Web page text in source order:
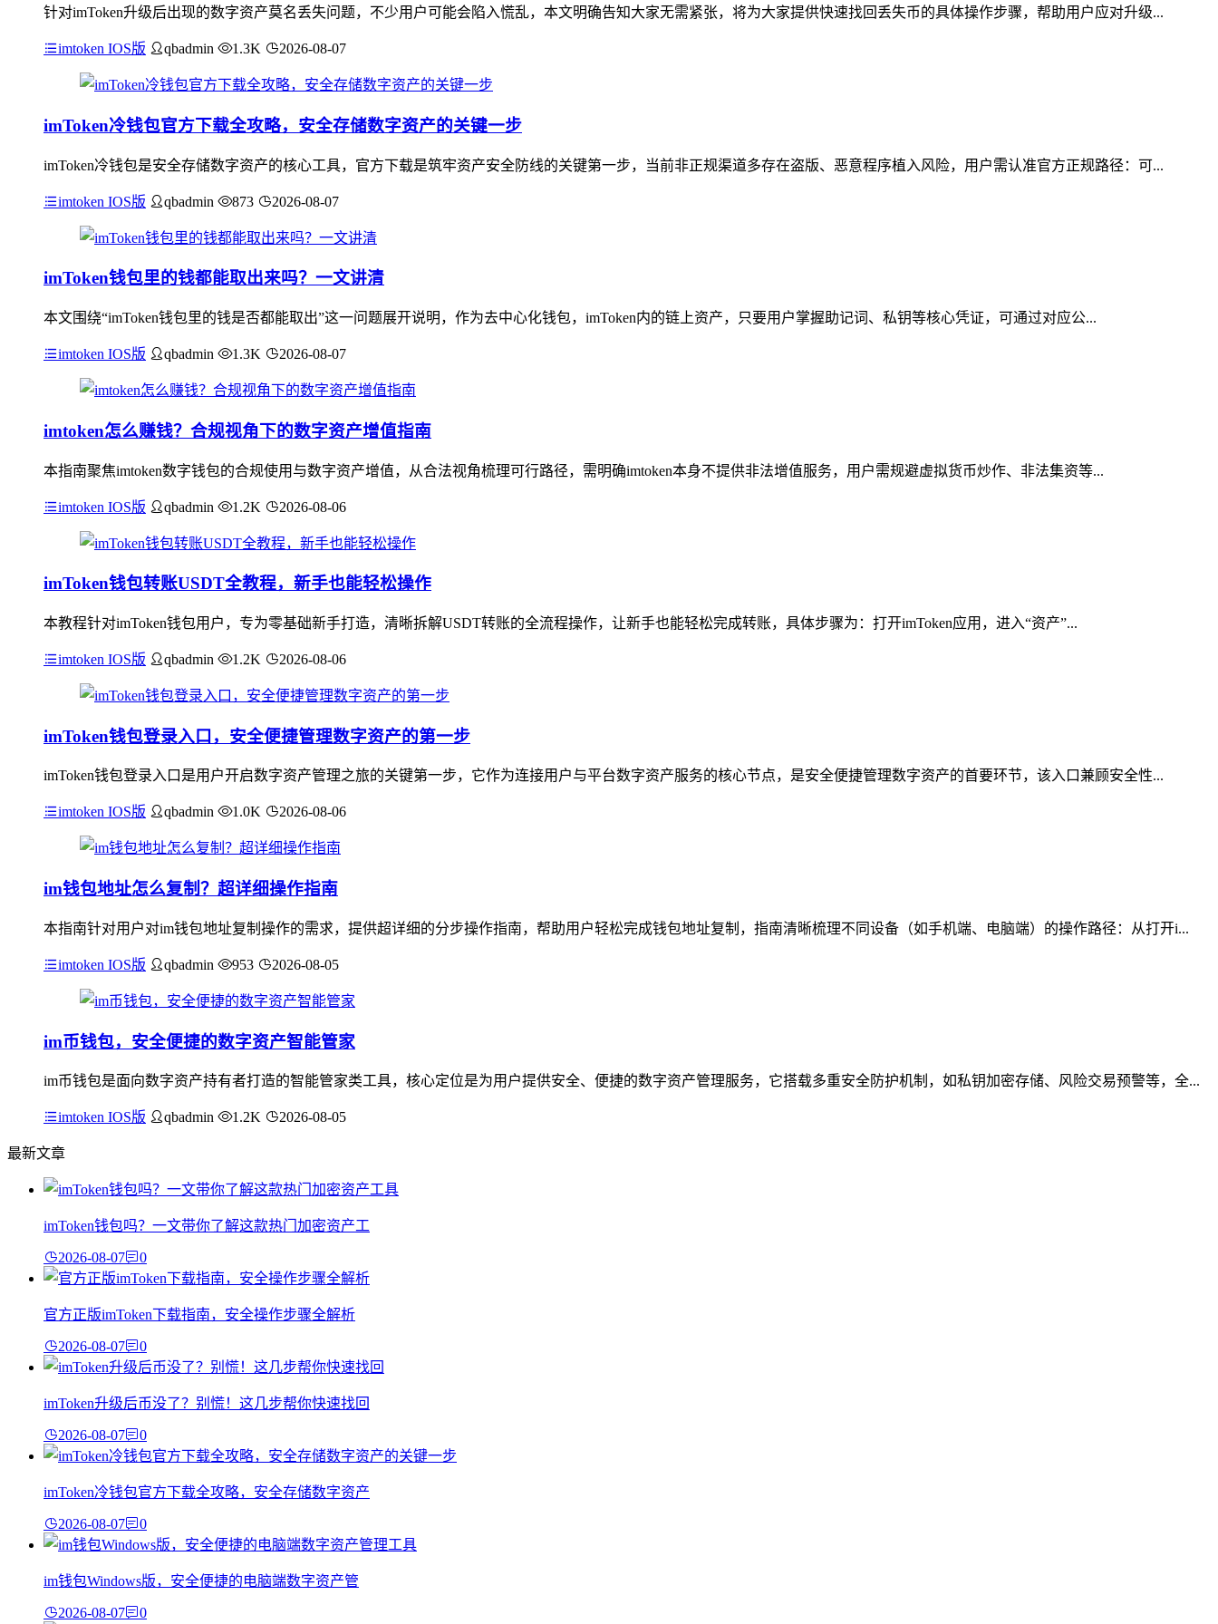
针对imToken升级后出现的数字资产莫名丢失问题，不少用户可能会陷入慌乱，本文明确告知大家无需紧张，将为大家提供快速找回丢失币的具体操作步骤，帮助用户应对升级...
imtoken IOS版 qbadmin 1.3K 2026-08-07
imToken冷钱包官方下载全攻略，安全存储数字资产的关键一步
imToken冷钱包是安全存储数字资产的核心工具，官方下载是筑牢资产安全防线的关键第一步，当前非正规渠道多存在盗版、恶意程序植入风险，用户需认准官方正规路径：可...
imtoken IOS版 qbadmin 873 2026-08-07
imToken钱包里的钱都能取出来吗？一文讲清
本文围绕“imToken钱包里的钱是否都能取出”这一问题展开说明，作为去中心化钱包，imToken内的链上资产，只要用户掌握助记词、私钥等核心凭证，可通过对应公...
imtoken IOS版 qbadmin 1.3K 2026-08-07
imtoken怎么赚钱？合规视角下的数字资产增值指南
本指南聚焦imtoken数字钱包的合规使用与数字资产增值，从合法视角梳理可行路径，需明确imtoken本身不提供非法增值服务，用户需规避虚拟货币炒作、非法集资等...
imtoken IOS版 qbadmin 1.2K 2026-08-06
imToken钱包转账USDT全教程，新手也能轻松操作
本教程针对imToken钱包用户，专为零基础新手打造，清晰拆解USDT转账的全流程操作，让新手也能轻松完成转账，具体步骤为：打开imToken应用，进入“资产”...
imtoken IOS版 qbadmin 1.2K 2026-08-06
imToken钱包登录入口，安全便捷管理数字资产的第一步
imToken钱包登录入口是用户开启数字资产管理之旅的关键第一步，它作为连接用户与平台数字资产服务的核心节点，是安全便捷管理数字资产的首要环节，该入口兼顾安全性...
imtoken IOS版 qbadmin 1.0K 2026-08-06
im钱包地址怎么复制？超详细操作指南
本指南针对用户对im钱包地址复制操作的需求，提供超详细的分步操作指南，帮助用户轻松完成钱包地址复制，指南清晰梳理不同设备（如手机端、电脑端）的操作路径：从打开i...
imtoken IOS版 qbadmin 953 2026-08-05
im币钱包，安全便捷的数字资产智能管家
im币钱包是面向数字资产持有者打造的智能管家类工具，核心定位是为用户提供安全、便捷的数字资产管理服务，它搭载多重安全防护机制，如私钥加密存储、风险交易预警等，全...
imtoken IOS版 qbadmin 1.2K 2026-08-05
最新文章
imToken钱包吗？一文带你了解这款热门加密资产工
2026-08-07 0
官方正版imToken下载指南，安全操作步骤全解析
2026-08-07 0
imToken升级后币没了？别慌！这几步帮你快速找回
2026-08-07 0
imToken冷钱包官方下载全攻略，安全存储数字资产
2026-08-07 0
im钱包Windows版，安全便捷的电脑端数字资产管
2026-08-07 0